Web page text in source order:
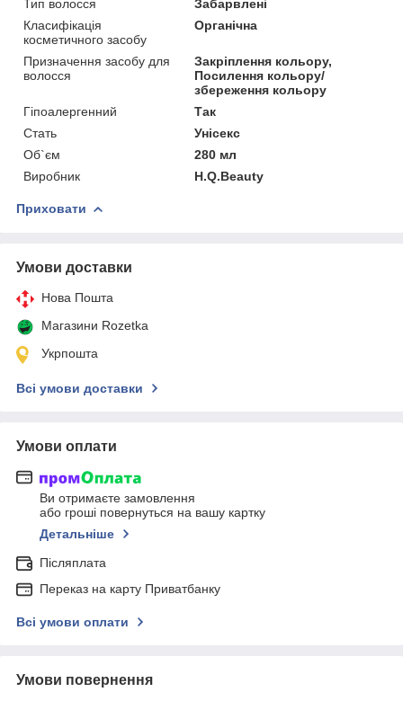
Тип волосся
Забарвлені
Класифікація
косметичного засобу
Органічна
Призначення засобу для
волосся
Закріплення кольору,
Посилення кольору/
збереження кольору
Гіпоалергенний
Так
Стать
Унісекс
Об`єм
280 мл
Виробник
H.Q.Beauty
Приховати
Умови доставки
Нова Пошта
Магазини Rozetka
Укрпошта
Всі умови доставки
Умови оплати
Ви отримаєте замовлення
або гроші повернуться на вашу картку
Детальніше
Післяплата
Переказ на карту Приватбанку
Всі умови оплати
Умови повернення